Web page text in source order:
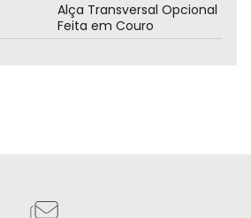
Alça Transversal Opcional
Feita em Couro